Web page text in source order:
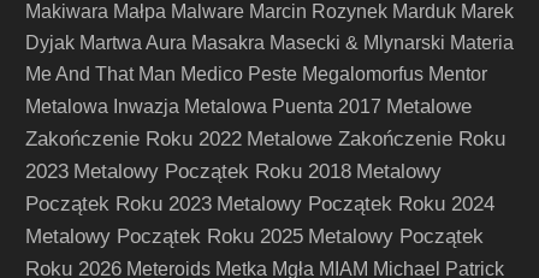
Makiwara Małpa Malware Marcin Rozynek Marduk Marek
Dyjak Martwa Aura Masakra Masecki & Mlynarski Materia
Me And That Man Medico Peste Megalomorfus Mentor
Metalowa Inwazja Metalowa Puenta 2017 Metalowe
Zakończenie Roku 2022 Metalowe Zakończenie Roku
2023 Metalowy Początek Roku 2018 Metalowy
Początek Roku 2023 Metalowy Początek Roku 2024
Metalowy Początek Roku 2025 Metalowy Początek
Roku 2026 Meteroids Metka Mgła MIAM Michael Patrick